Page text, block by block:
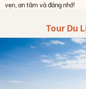
vẹn, an tâm và đáng nhớ!
Tour Du